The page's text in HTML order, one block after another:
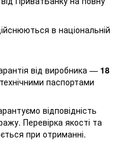
в національній
від виробника — 18
паспортами
відповідність
Перевірка якості та
при отриманні.